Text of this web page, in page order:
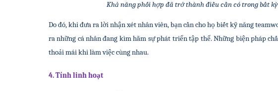
Khả năng phối hợp đã trở thành điều cần có trong bất
Do đó, khi đưa ra lời nhận xét nhân viên, bạn cần cho họ biết kỹ năng
ra những cá nhân đang kìm hãm sự phát triển tập thể. Những biện pháp
thoải mái khi làm việc cùng nhau.
4. Tính linh hoạt